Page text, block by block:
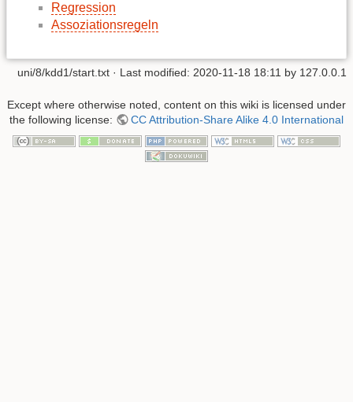
Regression
Assoziationsregeln
uni/8/kdd1/start.txt · Last modified: 2020-11-18 18:11 by 127.0.0.1
Except where otherwise noted, content on this wiki is licensed under
the following license:
CC Attribution-Share Alike 4.0 International